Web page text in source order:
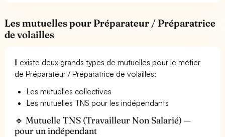
Les mutuelles pour Préparateur / Préparatrice
de volailles
Il existe deux grands types de mutuelles pour le métier
de Préparateur / Préparatrice de volailles:
Les mutuelles collectives
Les mutuelles TNS pour les indépendants
🔹 Mutuelle TNS (Travailleur Non Salarié) —
pour un indépendant